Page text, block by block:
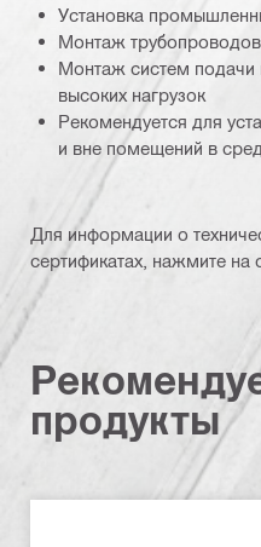
Установка
Монтаж
Монтаж систем подачи
высоких нагрузок
Рекомендуется для
и вне помещений в
Для информации о
сертификатах, нажмите на
продукты